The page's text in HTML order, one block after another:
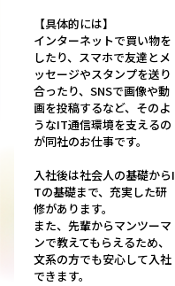
【具体的には】
インターネットで買い物を
したり、スマホで友達とメ
ッセージやスタンプを送り
合ったり、SNSで画像や動
画を投稿するなど、そのよ
うなIT通信環境を支えるの
が同社のお仕事です。
入社後は社会人の基礎からI
Tの基礎まで、充実した研
修があります。
また、先輩からマンツーマ
ンで教えてもらえるため、
文系の方でも安心して入社
できます。